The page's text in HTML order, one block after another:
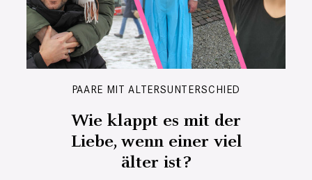
PAARE MIT ALTERSUNTERSCHIED
Wie klappt es mit der
Liebe, wenn einer viel
älter ist?